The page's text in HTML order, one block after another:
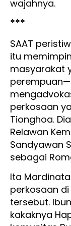
wajahnya.
***
SAAT
itu
masyarakat
perkosaan
Tionghoa.
Relawan
Sandyawan
sebagai
Ita
perkosaan
tersebut.
kakaknya